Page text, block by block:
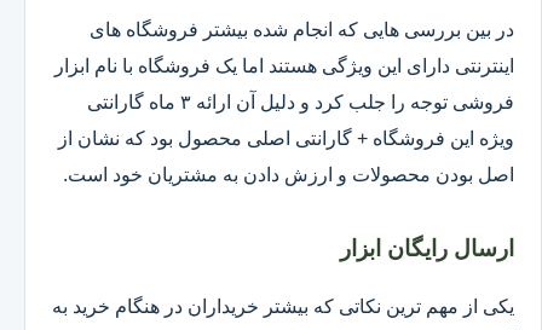
در بین بررسی هایی که انجام شده بیشتر فروشگاه های
اینترنتی دارای این ویژگی هستند اما یک فروشگاه با نام ابزار
فروشی توجه را جلب کرد و دلیل آن ارائه ۳ ماه گارانتی
ویژه این فروشگاه + گارانتی اصلی محصول بود که نشان از
اصل بودن محصولات و ارزش دادن به مشتریان خود است.
ارسال رایگان ابزار
یکی از مهم ترین نکاتی که بیشتر خریداران در هنگام خرید به